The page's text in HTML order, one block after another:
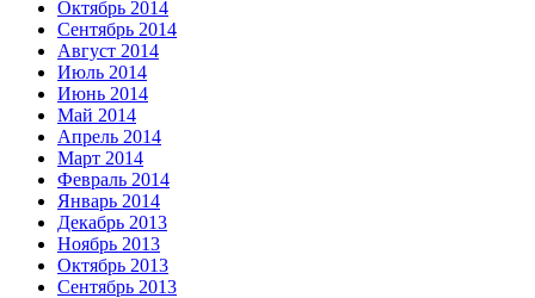
Октябрь 2014
Сентябрь 2014
Август 2014
Июль 2014
Июнь 2014
Май 2014
Апрель 2014
Март 2014
Февраль 2014
Январь 2014
Декабрь 2013
Ноябрь 2013
Октябрь 2013
Сентябрь 2013